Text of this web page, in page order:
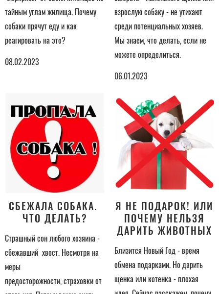
тайным углам жилища. Почему
собаки прячут еду и как
реагировать на это?
08.02.2023
взрослую собаку - не утихают
среди потенциальных хозяев.
Мы знаем, что делать, если не
можете определиться.
06.01.2023
СБЕЖАЛА СОБАКА.
ЧТО ДЕЛАТЬ?
Страшный сон любого хозяина -
сбежавший хвост. Несмотря на
меры
предосторожности, страховки от
Я НЕ ПОДАРОК! ИЛИ
ПОЧЕМУ НЕЛЬЗЯ
ДАРИТЬ ЖИВОТНЫХ
Близится Новый Год - время
обмена подарками. Но дарить
щенка или котенка - плохая